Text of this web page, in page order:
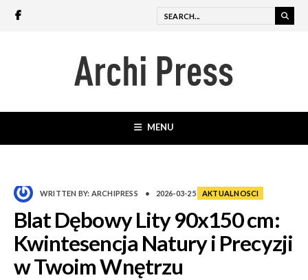
MENU
WRITTEN BY: ARCHIPRESS • 2026-03-25 AKTUALNOSCI
Blat Dębowy Lity 90x150 cm:
Kwintesencja Natury i Precyzji
w Twoim Wnętrzu